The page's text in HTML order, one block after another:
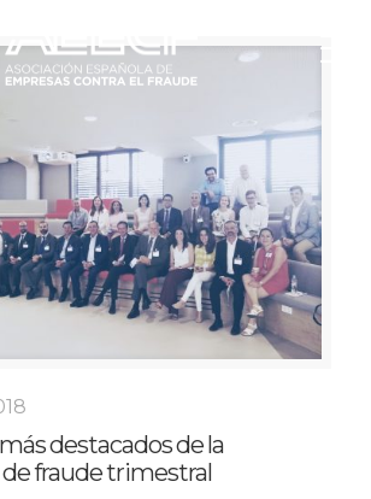
destacados de la
fraude trimestral